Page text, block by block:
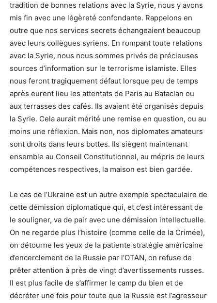
tradition de bonnes relations avec la Syrie, nous y avons
mis fin avec une légèreté confondante. Rappelons en
outre que nos services secrets échangeaient beaucoup
avec leurs collègues syriens. En rompant toute relations
avec la Syrie, nous nous sommes privés de précieuses
sources d’information sur le terrorisme islamiste. Elles
nous feront tragiquement défaut lorsque peu de temps
après eurent lieu les attentats de Paris au Bataclan ou
aux terrasses des cafés. Ils avaient été organisés depuis
la Syrie. Cela aurait mérité une remise en question, ou au
moins une réflexion. Mais non, nos diplomates amateurs
sont droits dans leurs bottes. Ils siègent maintenant
ensemble au Conseil Constitutionnel, au mépris de leurs
compétences respectives, la maison est bien gardée.
Le cas de l’Ukraine est un autre exemple spectaculaire de
cette démission diplomatique qui, et c’est intéressant de
le souligner, va de pair avec une démission intellectuelle.
On ne regarde plus l’histoire (comme celle de la Crimée),
on détourne les yeux de la patiente stratégie américaine
d’encerclement de la Russie par l’OTAN, on refuse de
prêter attention à près de vingt d’avertissements russes.
Il est plus facile de s’affirmer le camp du bien et de
décréter une fois pour toute que la Russie est l’agresseur